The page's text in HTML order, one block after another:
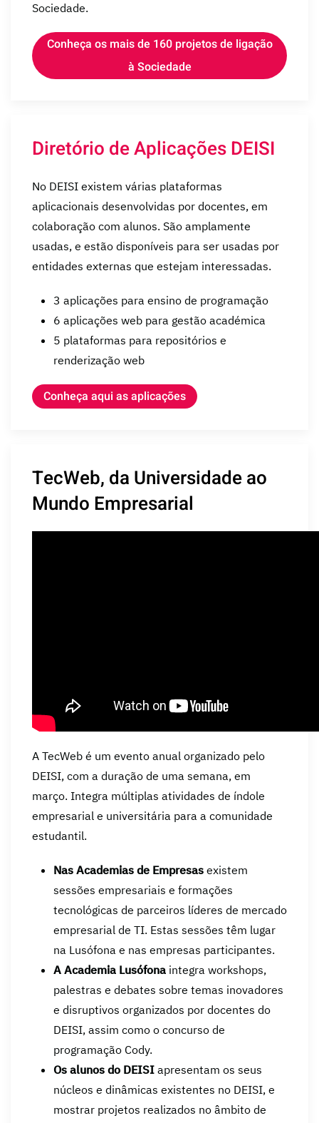
Sociedade.
Conheça os mais de 160 projetos de ligação
à Sociedade
Diretório de Aplicações DEISI
No DEISI existem várias plataformas
aplicacionais desenvolvidas por docentes, em
colaboração com alunos. São amplamente
usadas, e estão disponíveis para ser usadas por
entidades externas que estejam interessadas.
3 aplicações para ensino de programação
6 aplicações web para gestão académica
5 plataformas para repositórios e
renderização web
Conheça aqui as aplicações
TecWeb, da Universidade ao
Mundo Empresarial
A TecWeb é um evento anual organizado pelo
DEISI, com a duração de uma semana, em
março. Integra múltiplas atividades de índole
empresarial e universitária para a comunidade
estudantil.
Nas Academias de Empresas existem
sessões empresariais e formações
tecnológicas de parceiros líderes de mercado
empresarial de TI. Estas sessões têm lugar
na Lusófona e nas empresas participantes.
A Academia Lusófona integra workshops,
palestras e debates sobre temas inovadores
e disruptivos organizados por docentes do
DEISI, assim como o concurso de
programação Cody.
Os alunos do DEISI apresentam os seus
núcleos e dinâmicas existentes no DEISI, e
mostrar projetos realizados no âmbito de